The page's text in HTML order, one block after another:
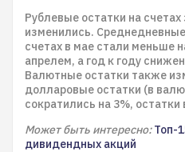
Рублевые остатки на
изменились.
счетах в мае стали меньше
апрелем, а год к году
Валютные остатки также
долларовые остатки (в
сократились на 3%,
Может быть интересно:Топ-
дивидендных акций